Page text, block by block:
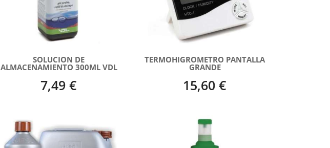
SOLUCION DE
ALMACENAMIENTO 300ML VDL
7,49 €
TERMOHIGROMETRO PANTALLA
GRANDE
15,60 €